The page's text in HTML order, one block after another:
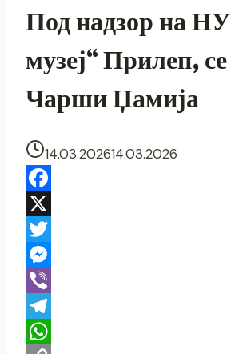
Под надзор на
музеј“ Прилеп,
Чарши Џамија
14.03.202614.03.2026
Facebook
X
Twitter
Messenger
Viber
Telegram